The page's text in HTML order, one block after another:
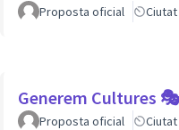
Proposta oficial Ciutat
Generem Cultures
Proposta oficial Ciutat